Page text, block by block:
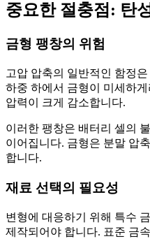
중요한 절충점: 탄
금형 팽창의 위험
고압 압축의 일반적인 함정은
하중 하에서 금형이 미세하
압력이 크게 감소합니다.
이러한 팽창은 배터리 셀의
이어집니다. 금형은 분말 압
합니다.
재료 선택의 필요성
변형에 대응하기 위해 특수
제작되어야 합니다. 표준 금